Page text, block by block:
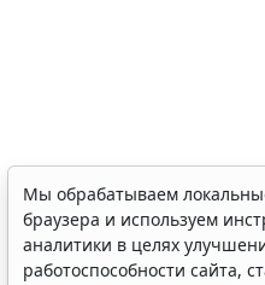
Мы обрабатываем
браузера и используем
аналитики в целях
работоспособности сайта,